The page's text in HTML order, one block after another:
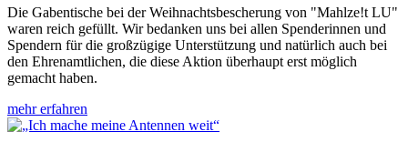
Die Gabentische bei der Weihnachtsbescherung von "Mahlze!t LU"
waren reich gefüllt. Wir bedanken uns bei allen Spenderinnen und
Spendern für die großzügige Unterstützung und natürlich auch bei
den Ehrenamtlichen, die diese Aktion überhaupt erst möglich
gemacht haben.
mehr erfahren